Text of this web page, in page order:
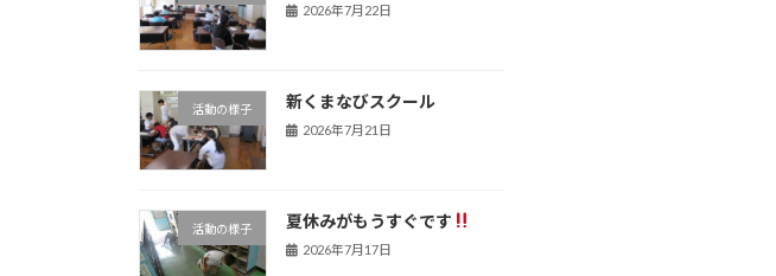
2026年7月22日
活動の様子 新くまなびスクール
2026年7月21日
活動の様子 夏休みがもうすぐです
2026年7月17日